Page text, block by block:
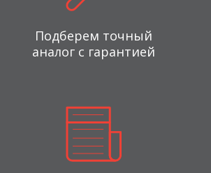
Подберем точный
аналог с гарантией